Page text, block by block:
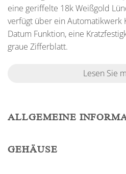
eine geriffelte 18k Weißgold
verfügt über ein Automatikwerk
Datum Funktion, eine
graue Zifferblatt.
Lesen Sie
ALLGEMEINE
GEHÄUSE